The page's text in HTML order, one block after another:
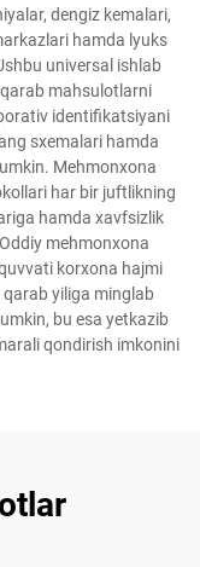
dengiz kemalari,
hamda lyuks
universal ishlab
mahsulotlarni
identifikatsiyani
sxemalari hamda
Mehmonxona
har bir juftlikning
hamda xavfsizlik
mehmonxona
korxona hajmi
yiliga minglab
bu esa yetkazib
qondirish imkonini